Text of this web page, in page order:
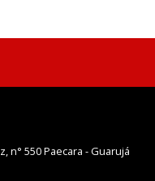
n° 550 Paecara - Guarujá